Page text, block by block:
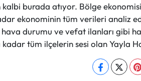
burada atıyor. Bölge
ekonominin tüm verileri analiz
durumu ve vefat ilanları gibi
tüm ilçelerin sesi olan Yayla